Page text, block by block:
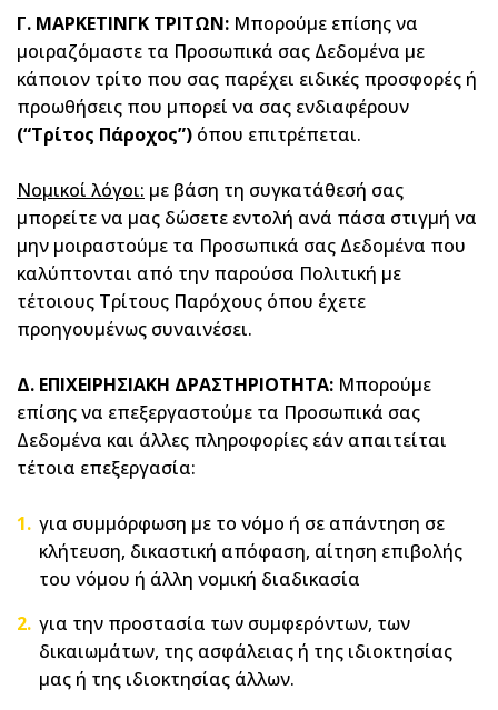
Γ. ΜΑΡΚΕΤΙΝΓΚ ΤΡΙΤΩΝ: Μπορούμε επίσης να
μοιραζόμαστε τα Προσωπικά σας Δεδομένα με
κάποιον τρίτο που σας παρέχει ειδικές προσφορές ή
προωθήσεις που μπορεί να σας ενδιαφέρουν
(“Τρίτος Πάροχος”) όπου επιτρέπεται.
Νομικοί λόγοι: με βάση τη συγκατάθεσή σας
μπορείτε να μας δώσετε εντολή ανά πάσα στιγμή να
μην μοιραστούμε τα Προσωπικά σας Δεδομένα που
καλύπτονται από την παρούσα Πολιτική με
τέτοιους Τρίτους Παρόχους όπου έχετε
προηγουμένως συναινέσει.
Δ. ΕΠΙΧΕΙΡΗΣΙΑΚΗ ΔΡΑΣΤΗΡΙΟΤΗΤΑ: Μπορούμε
επίσης να επεξεργαστούμε τα Προσωπικά σας
Δεδομένα και άλλες πληροφορίες εάν απαιτείται
τέτοια επεξεργασία:
για συμμόρφωση με το νόμο ή σε απάντηση σε
κλήτευση, δικαστική απόφαση, αίτηση επιβολής
του νόμου ή άλλη νομική διαδικασία
για την προστασία των συμφερόντων, των
δικαιωμάτων, της ασφάλειας ή της ιδιοκτησίας
μας ή της ιδιοκτησίας άλλων.